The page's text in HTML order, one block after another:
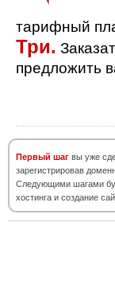
тарифный
Три.
предложить
Первый шаг вы уже
зарегистрировав
Следующими шагами
хостинга и создание